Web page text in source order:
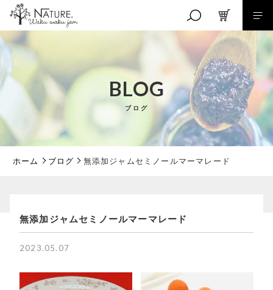
BLOG
ブログ
ホーム ブログ 無添加ジャムセミノールマーマレード
無添加ジャムセミノールマーマレード
2023.05.07
こだわり検索
親カテゴリ
価格帯